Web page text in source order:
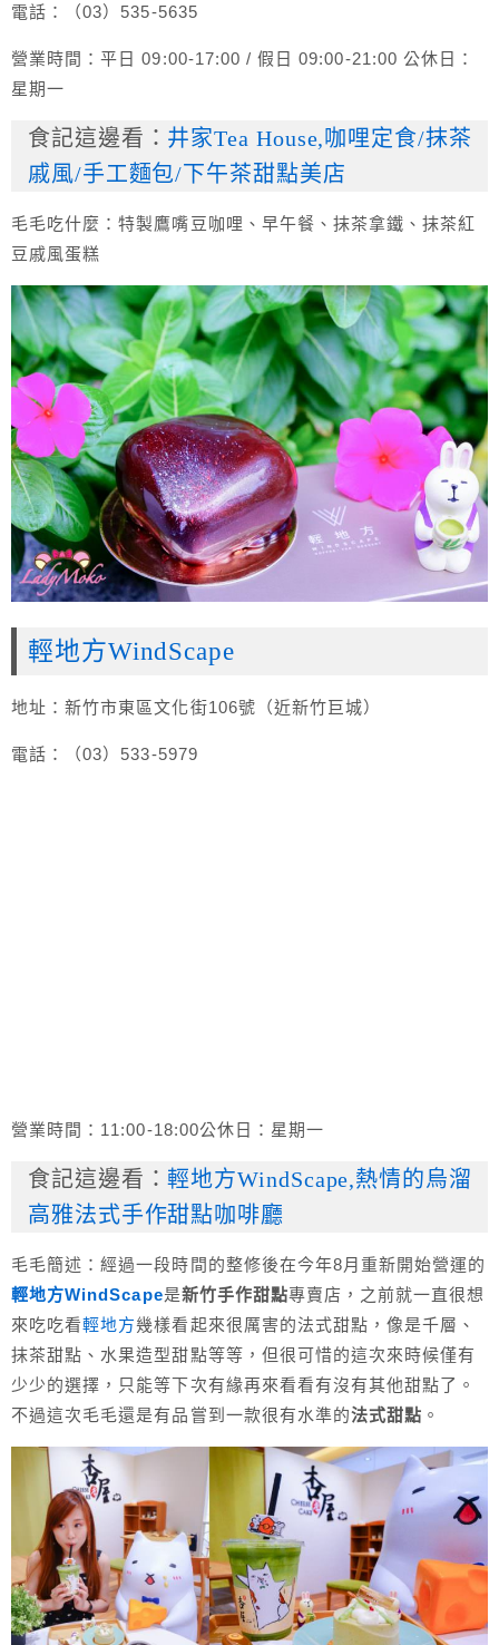
電話：（03）535-5635
營業時間：平日 09:00-17:00 / 假日 09:00-21:00 公休日：
星期一
食記這邊看： 井家Tea House,咖哩定食/抹茶
戚風/手工麵包/下午茶甜點美店
毛毛吃什麼：特製鷹嘴豆咖哩、早午餐、抹茶拿鐵、抹茶紅
豆戚風蛋糕
輕地方WindScape
地址：新竹市東區文化街106號（近新竹巨城）
電話：（03）533-5979
營業時間：11:00-18:00公休日：星期一
食記這邊看：輕地方WindScape,熱情的烏溜
高雅法式手作甜點咖啡廳
毛毛簡述：經過一段時間的整修後在今年8月重新開始營運的
輕地方WindScape是新竹手作甜點專賣店，之前就一直很想
來吃吃看輕地方幾樣看起來很厲害的法式甜點，像是千層、
抹茶甜點、水果造型甜點等等，但很可惜的這次來時候僅有
少少的選擇，只能等下次有緣再來看看有沒有其他甜點了。
不過這次毛毛還是有品嘗到一款很有水準的法式甜點 。